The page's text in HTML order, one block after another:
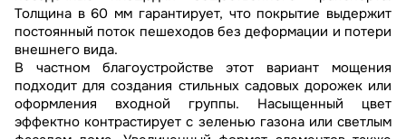
Толщина в 60 мм гарантирует, что покрытие выдержит
постоянный поток пешеходов без деформации и потери
внешнего вида.
В частном благоустройстве этот вариант мощения
подходит для создания стильных садовых дорожек или
оформления входной группы. Насыщенный цвет
эффектно контрастирует с зеленью газона или светлым